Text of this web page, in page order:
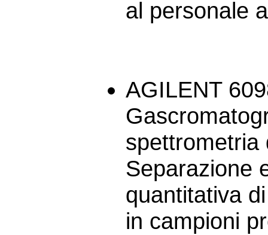
al personale
AGILENT
spettrometria
Separazione
quantitativa
in campioni